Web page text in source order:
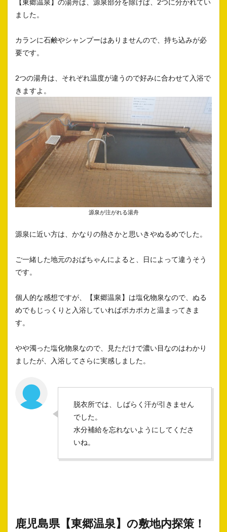
ました。
カランに石鹸やシャンプーはありませんので、持ち込みが必
要です。
2つの湯舟は、それぞれ温度が違うので好みに合わせて入浴で
きますよ。
源泉が注がれる湯舟
源泉に近い方は、かなりの熱さかと思いきやぬるめでした。
ご一緒した地元のおばちゃんによると、日によって違うそう
です。
個人的な感想ですが、【東郷温泉】は塩化物泉なので、ぬる
めでもじっくりと入浴していればポカポカと温まってきま
す。
やや濁った塩化物泉なので、見ただけで濃い目なのはわかり
ましたが、入浴してさらに実感しました。
脱衣所では、しばらく汗が引きません
でした。
水分補給を忘れないようにしてくださ
いね。
鹿児島県【東郷温泉】の敷地内探策！